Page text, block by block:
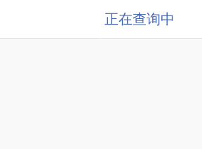
正在查询中